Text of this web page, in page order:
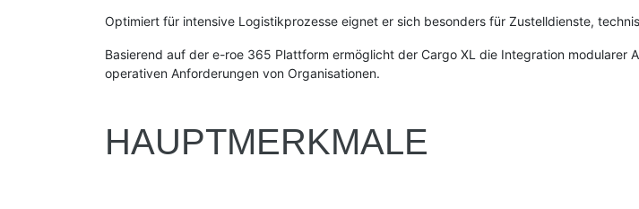
Optimiert für intensive Logistikprozesse eignet er sich besonders für Zustelldienste,
Basierend auf der e-roe 365 Plattform ermöglicht der Cargo XL die Integration
operativen Anforderungen von Organisationen.
HAUPTMERKMALE